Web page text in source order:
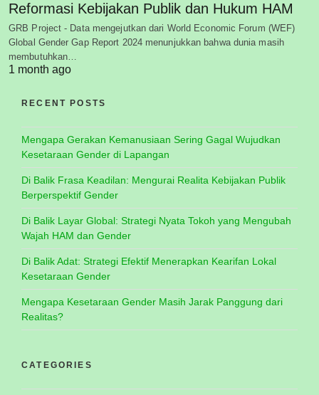
Reformasi Kebijakan Publik dan Hukum HAM
GRB Project - Data mengejutkan dari World Economic Forum (WEF)
Global Gender Gap Report 2024 menunjukkan bahwa dunia masih
membutuhkan…
1 month ago
RECENT POSTS
Mengapa Gerakan Kemanusiaan Sering Gagal Wujudkan
Kesetaraan Gender di Lapangan
Di Balik Frasa Keadilan: Mengurai Realita Kebijakan Publik
Berperspektif Gender
Di Balik Layar Global: Strategi Nyata Tokoh yang Mengubah
Wajah HAM dan Gender
Di Balik Adat: Strategi Efektif Menerapkan Kearifan Lokal
Kesetaraan Gender
Mengapa Kesetaraan Gender Masih Jarak Panggung dari
Realitas?
CATEGORIES